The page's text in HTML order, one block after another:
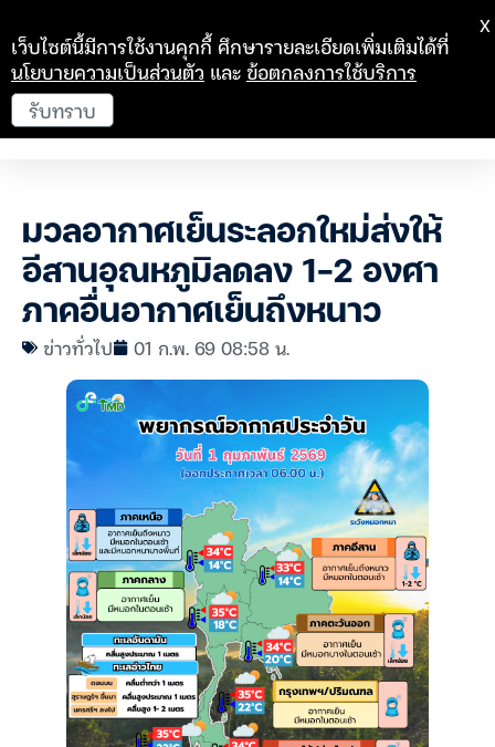
มวลอากาศเย็นระลอกใหม่ส่งให้
อีสานอุณหภูมิลดลง 1-2 องศา
ภาคอื่นอากาศเย็นถึงหนาว
ข่าวทั่วไป 01 ก.พ. 69 08:58 น.
เว็บไซต์นี้มีการใช้งานคุกกี้ ศึกษารายละเอียดเพิ่มเติมได้ที่
นโยบายความเป็นส่วนตัว และข้อตกลงการใช้บริการ
รับทราบ
X